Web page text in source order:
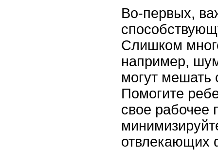
Во-первых,
Слишком
например,
могут мешать
Помогите
свое рабочее
отвлекающих